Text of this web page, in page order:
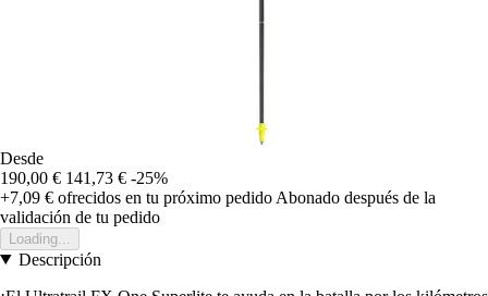
Desde
190,00 € 141,73 € -25%
+7,09 € ofrecidos en tu próximo pedido Abonado después de la
validación de tu pedido
Loading...
Descripción